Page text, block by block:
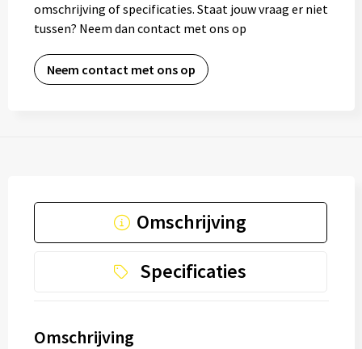
omschrijving of specificaties. Staat jouw vraag er niet
tussen? Neem dan contact met ons op
Neem contact met ons op
Omschrijving
Specificaties
Omschrijving